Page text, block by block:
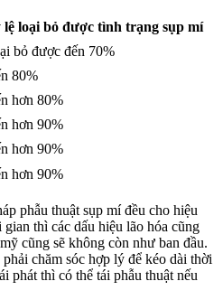
lệ loại bỏ được tình trạng sụp mí
bỏ được đến 70%
80%
hơn 80%
hơn 90%
hơn 90%
hơn 90%
phẫu thuật sụp mí đều cho hiệu
thì các dấu hiệu lão hóa cũng
cũng sẽ không còn như ban đầu.
chăm sóc hợp lý để kéo dài thời
phát thì có thể tái phẫu thuật nếu